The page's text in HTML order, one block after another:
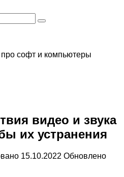
софт и компьютеры
видео и звука
их устранения
15.10.2022 Обновлено